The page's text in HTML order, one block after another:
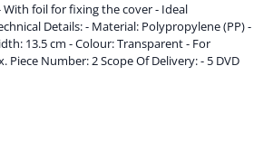
foil for fixing the cover - Ideal
Details: - Material: Polypropylene (PP) -
13.5 cm - Colour: Transparent - For
Number: 2 Scope Of Delivery: - 5 DVD